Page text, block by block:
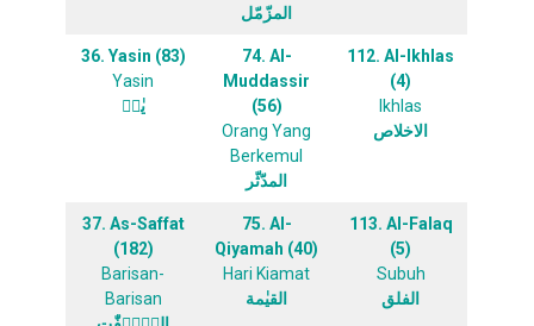
المزّمّل
36. Yasin (83)
Yasin
يٰسۤ
74. Al-
Muddassir
(56)
Orang Yang
Berkemul
المدّثّر
112. Al-Ikhlas
(4)
Ikhlas
الاخلاص
37. As-Saffat
(182)
Barisan-
Barisan
75. Al-
Qiyamah (40)
Hari Kiamat
القيٰمة
113. Al-Falaq
(5)
Subuh
الفلق